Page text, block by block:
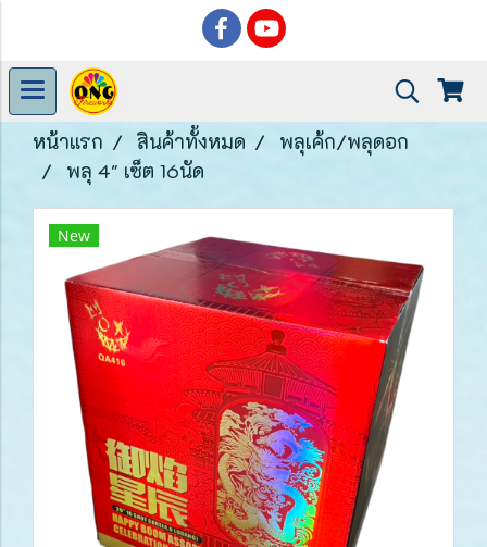
หน้าแรก สินค้าทั้งหมด
พลุเค้ก/พลุดอก
พลุ 4" เซ็ต 16นัด
New